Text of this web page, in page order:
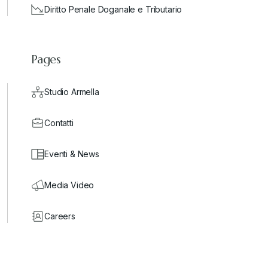
Diritto Penale Doganale e Tributario
Pages
Studio Armella
Contatti
Eventi & News
Media Video
Careers